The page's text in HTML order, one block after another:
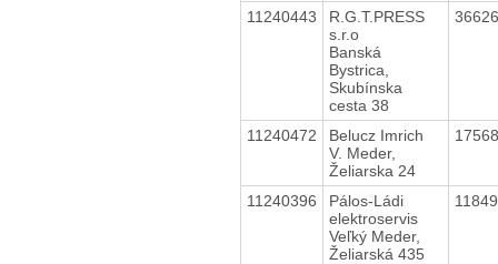
11240443
R.G.T.PRESS
s.r.o
Banská
Bystrica,
Skubínska
cesta 38
11240472
Belucz Imrich
V. Meder,
Želiarska 24
11240396
Pálos-Ládi
elektroservis
Veľký Meder,
Želiarská 435